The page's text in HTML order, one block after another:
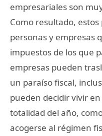
empresariales son
Como resultado,
personas y empresas
impuestos de los que
empresas pueden
un paraíso fiscal,
pueden decidir vivir
totalidad del año,
acogerse al régimen